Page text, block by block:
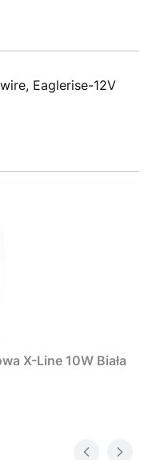
Eaglerise-12V
X-Line 10W Biała